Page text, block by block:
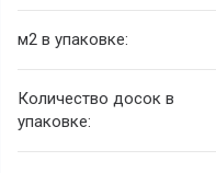
м2 в упаковке:
Количество досок в
упаковке: